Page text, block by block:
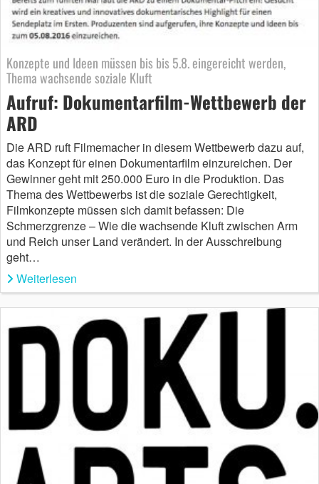
Konzepte und Ideen müssen bis bis 5.8. eingereicht werden,
Thema wachsende soziale Kluft
Aufruf: Dokumentarfilm-Wettbewerb der
ARD
Die ARD ruft Filmemacher in diesem Wettbewerb dazu auf,
das Konzept für einen Dokumentarfilm einzureichen. Der
Gewinner geht mit 250.000 Euro in die Produktion. Das
Thema des Wettbewerbs ist die soziale Gerechtigkeit,
Filmkonzepte müssen sich damit befassen: Die
Schmerzgrenze – Wie die wachsende Kluft zwischen Arm
und Reich unser Land verändert. In der Ausschreibung
geht…
Weiterlesen